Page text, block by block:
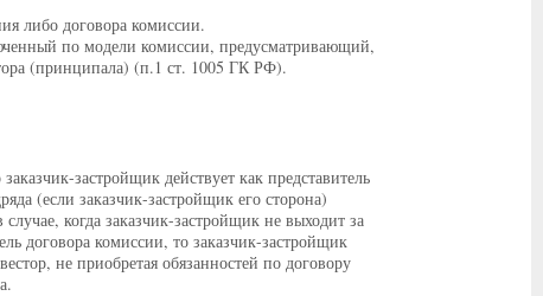
либо договора комиссии.
по модели комиссии, предусматривающий,
(принципала) (п.1 ст. 1005 ГК РФ).
застройщик действует как представитель
(если заказчик-застройщик его сторона)
когда заказчик-застройщик не выходит за
договора комиссии, то заказчик-застройщик
не приобретая обязанностей по договору